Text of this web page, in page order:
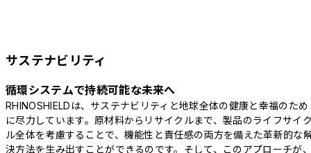
サステナビリティ
循環システムで持続可能な未来へ
RHINOSHIELDは、サステナビリティと地球全体の健康と幸福のため
に尽力しています。原材料からリサイクルまで、製品のライフサイ
ル全体を考慮することで、機能性と責任感の両方を備えた革新的な
決方法を生み出すことができるのです。そして、このアプローチが